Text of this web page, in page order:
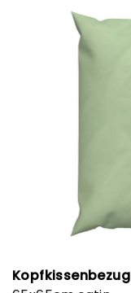
Kopfkissenbezug